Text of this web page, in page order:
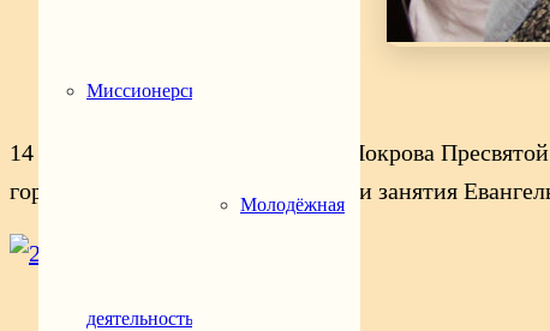
Миссионерская
деятельность
Молодёжная
14 октября 2018 года в праздник Покрова
города-курорта Геленджик прошли занятия